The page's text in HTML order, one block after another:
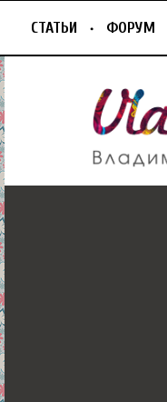
СТАТЬИ ФОРУМ